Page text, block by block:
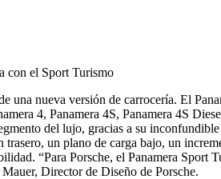
con el Sport Turismo
una nueva versión de carrocería. El
4, Panamera 4S, Panamera 4S
del lujo, gracias a su
un plano de carga bajo, un
“Para Porsche, el Panamera Sport
Director de Diseño de Porsche.